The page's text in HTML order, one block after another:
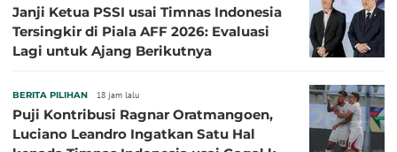
Janji Ketua PSSI usai Timnas Indonesia
Tersingkir di Piala AFF 2026: Evaluasi
Lagi untuk Ajang Berikutnya
BERITA PILIHAN 18 jam lalu
Puji Kontribusi Ragnar Oratmangoen,
Luciano Leandro Ingatkan Satu Hal